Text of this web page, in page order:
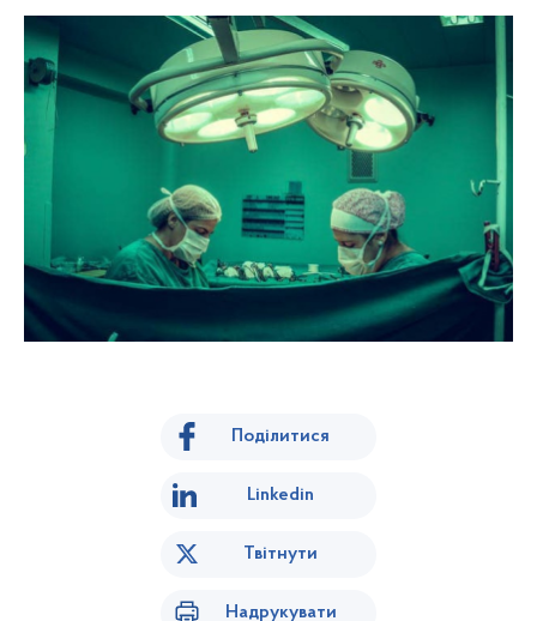
Поділитися
Linkedin
Твітнути
Надрукувати